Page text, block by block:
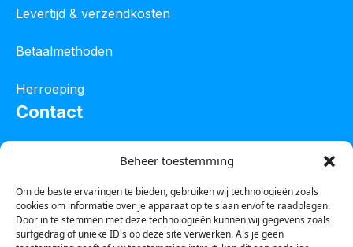
Beheer toestemming
Om de beste ervaringen te bieden, gebruiken wij technologieën zoals
cookies om informatie over je apparaat op te slaan en/of te raadplegen.
Door in te stemmen met deze technologieën kunnen wij gegevens zoals
surfgedrag of unieke ID's op deze site verwerken. Als je geen
Levertijd & verzendkosten
Betaalmethoden
Herroeping
Contact
Tel :0850601800